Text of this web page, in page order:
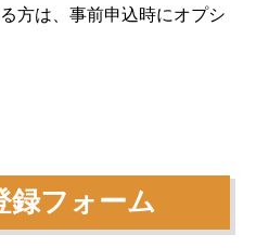
方は、事前申込時にオプシ
録フォーム